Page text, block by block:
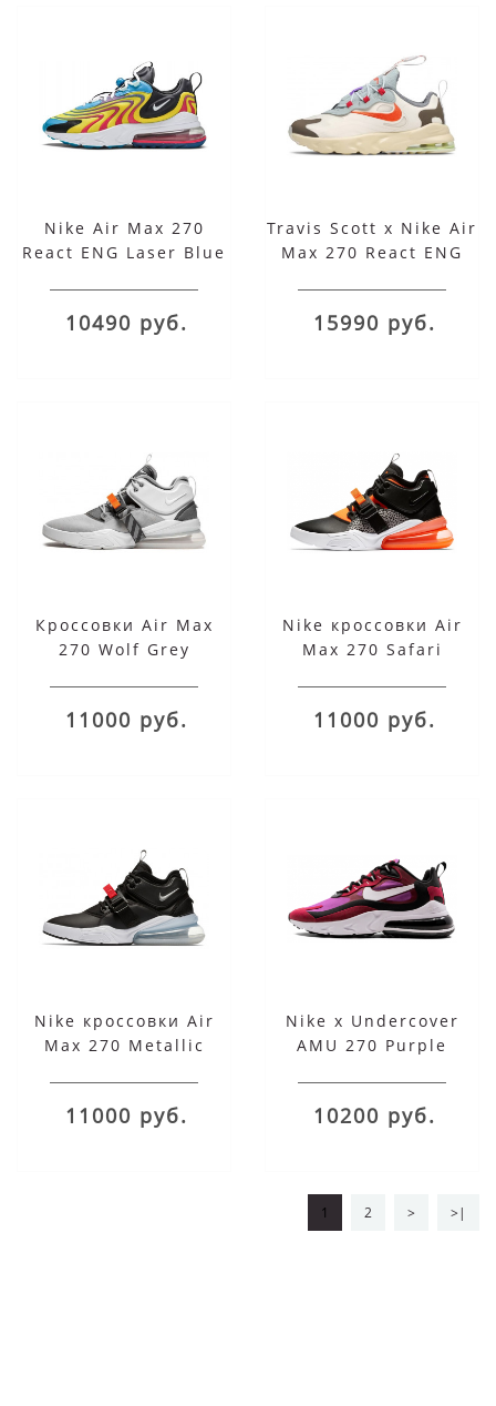
Nike Air Max 270
React ENG Laser Blue
10490 руб.
Travis Scott x Nike Air
Max 270 React ENG
15990 руб.
Кроссовки Air Max
270 Wolf Grey
11000 руб.
Nike кроссовки Air
Max 270 Safari
11000 руб.
Nike кроссовки Air
Max 270 Metallic
11000 руб.
Nike x Undercover
AMU 270 Purple
10200 руб.
1 2 > >|